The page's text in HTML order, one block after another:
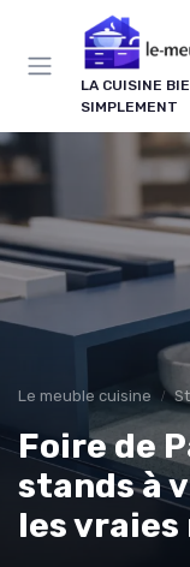
LA CUISINE
SIMPLEMENT
Le meuble cuisine
Foire de
stands à
les
Panneau de gestion